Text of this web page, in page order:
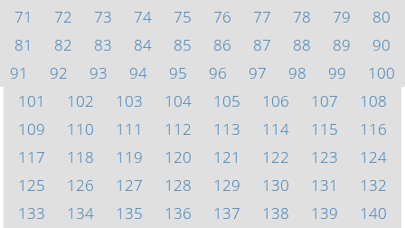
71
72 73 74 75 76 77 78 79
80
81
82 83 84 85 86 87 88 89
90
91
92 93 94 95 96 97 98 99
100
101
102 103 104 105 106 107
108
109
110 111 112 113 114 115
116
117
118 119 120 121 122 123
124
125
126 127 128 129 130 131
132
133
134 135 136 137 138 139
140